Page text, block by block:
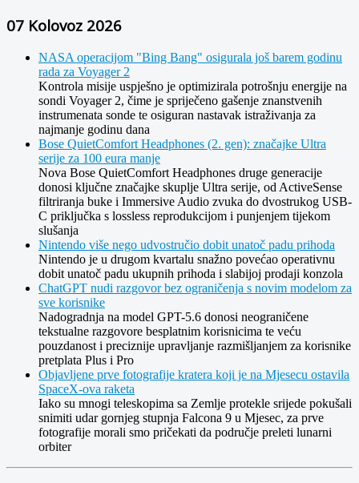
07 Kolovoz 2026
NASA operacijom "Bing Bang" osigurala još barem godinu
rada za Voyager 2
Kontrola misije uspješno je optimizirala potrošnju energije na
sondi Voyager 2, čime je spriječeno gašenje znanstvenih
instrumenata sonde te osiguran nastavak istraživanja za
najmanje godinu dana
Bose QuietComfort Headphones (2. gen): značajke Ultra
serije za 100 eura manje
Nova Bose QuietComfort Headphones druge generacije
donosi ključne značajke skuplje Ultra serije, od ActiveSense
filtriranja buke i Immersive Audio zvuka do dvostrukog USB-
C priključka s lossless reprodukcijom i punjenjem tijekom
slušanja
Nintendo više nego udvostručio dobit unatoč padu prihoda
Nintendo je u drugom kvartalu snažno povećao operativnu
dobit unatoč padu ukupnih prihoda i slabijoj prodaji konzola
ChatGPT nudi razgovor bez ograničenja s novim modelom za
sve korisnike
Nadogradnja na model GPT-5.6 donosi neograničene
tekstualne razgovore besplatnim korisnicima te veću
pouzdanost i preciznije upravljanje razmišljanjem za korisnike
pretplata Plus i Pro
Objavljene prve fotografije kratera koji je na Mjesecu ostavila
SpaceX-ova raketa
Iako su mnogi teleskopima sa Zemlje protekle srijede pokušali
snimiti udar gornjeg stupnja Falcona 9 u Mjesec, za prve
fotografije morali smo pričekati da područje preleti lunarni
orbiter